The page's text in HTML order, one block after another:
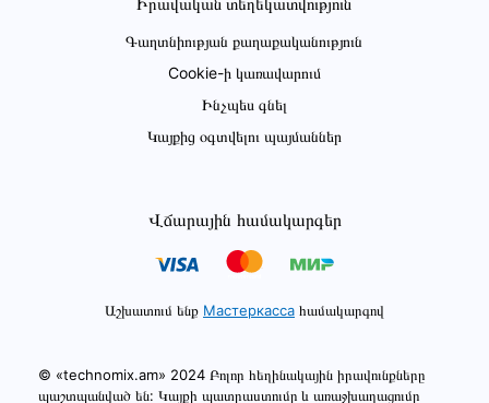
Իրավական տեղեկատվություն
Գաղտնիության քաղաքականություն
Cookie-ի կառավարում
Ինչպես գնել
Կայքից օգտվելու պայմաններ
Վճարային համակարգեր
Աշխատում ենք Мастеркасса համակարգով
© «technomix.am» 2024 Բոլոր հեղինակային իրավունքները
պաշտպանված են: Կայքի պատրաստումը և առաջխաղացումը